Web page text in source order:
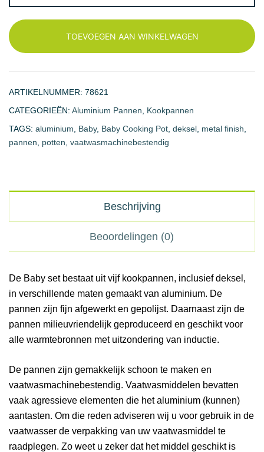
Pot
TOEVOEGEN AAN WINKELWAGEN
ARTIKELNUMMER: 78621
CATEGORIEËN: Aluminium Pannen
Kookpannen
TAGS: aluminium Baby, Baby Cooking Pot deksel metal finish
pannen
potten vaatwasmachinebestendig
Beschrijving
Beoordelingen (0)
De Baby set bestaat uit vijf kookpannen, inclusief deksel,
in verschillende maten gemaakt van aluminium. De
pannen zijn fijn afgewerkt en gepolijst. Daarnaast zijn de
pannen milieuvriendelijk geproduceerd en geschikt voor
alle warmtebronnen met uitzondering van inductie.
De pannen zijn gemakkelijk schoon te maken en
vaatwasmachinebestendig. Vaatwasmiddelen bevatten
vaak agressieve elementen die het aluminium (kunnen)
aantasten. Om die reden adviseren wij u voor gebruik in de
vaatwasser de verpakking van uw vaatwasmiddel te
raadplegen. Zo weet u zeker dat het middel geschikt is